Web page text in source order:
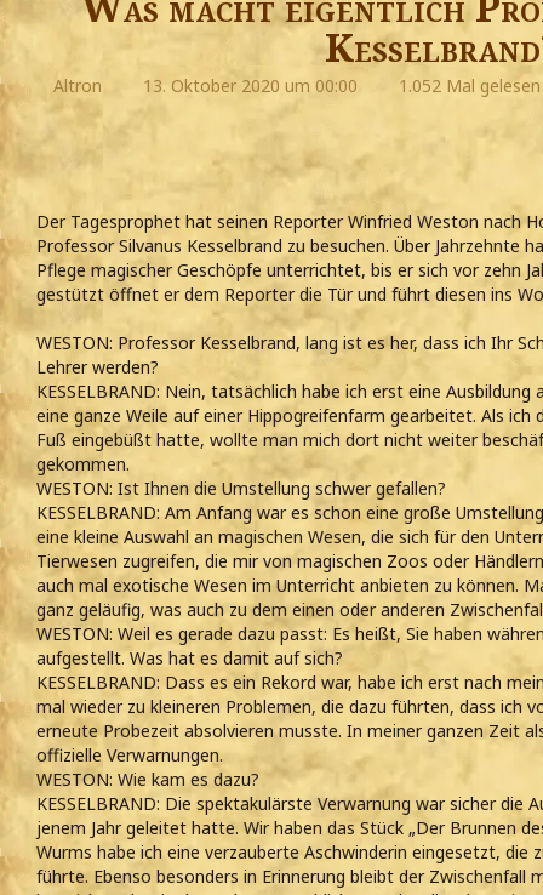
Altron 13. Oktober 2020 um 00:00 1.052 Mal gelesen
Der Tagesprophet hat seinen Reporter Winfried Weston nach
Professor Silvanus Kesselbrand zu besuchen. Über Jahrzehnte
Pflege magischer Geschöpfe unterrichtet, bis er sich vor zehn
gestützt öffnet er dem Reporter die Tür und führt diesen ins
WESTON: Professor Kesselbrand, lang ist es her, dass ich Ihr
Lehrer werden?
KESSELBRAND: Nein, tatsächlich habe ich erst eine
eine ganze Weile auf einer Hippogreifenfarm gearbeitet. Als ich
Fuß eingebüßt hatte, wollte man mich dort nicht weiter
gekommen.
WESTON: Ist Ihnen die Umstellung schwer gefallen?
KESSELBRAND: Am Anfang war es schon eine große
eine kleine Auswahl an magischen Wesen, die sich für den
Tierwesen zugreifen, die mir von magischen Zoos oder
auch mal exotische Wesen im Unterricht anbieten zu können.
ganz geläufig, was auch zu dem einen oder anderen
WESTON: Weil es gerade dazu passt: Es heißt, Sie haben
aufgestellt. Was hat es damit auf sich?
KESSELBRAND: Dass es ein Rekord war, habe ich erst nach
mal wieder zu kleineren Problemen, die dazu führten, dass ich
erneute Probezeit absolvieren musste. In meiner ganzen Zeit
offizielle Verwarnungen.
WESTON: Wie kam es dazu?
KESSELBRAND: Die spektakulärste Verwarnung war sicher die
jenem Jahr geleitet hatte. Wir haben das Stück „Der Brunnen
Wurms habe ich eine verzauberte Aschwinderin eingesetzt, die
führte. Ebenso besonders in Erinnerung bleibt der Zwischenfall